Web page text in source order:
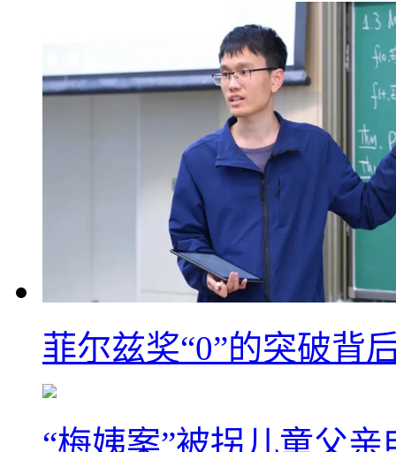
菲尔兹奖“0”的突破背
“梅姨案”被拐儿童父